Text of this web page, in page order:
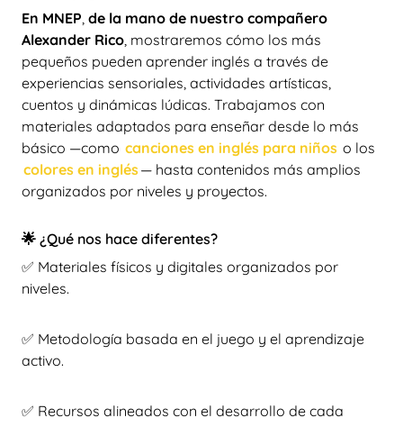
En MNEP de la mano de nuestro compañero
Alexander Rico , mostraremos cómo los más
pequeños pueden aprender inglés a través de
experiencias sensoriales, actividades artísticas,
cuentos y dinámicas lúdicas. Trabajamos con
materiales adaptados para enseñar desde lo más
básico —como canciones en inglés para niños o los
colores en inglés— hasta contenidos más amplios
organizados por niveles y proyectos.
🌟 ¿Qué nos hace diferentes?
✅ Materiales físicos y digitales organizados por
niveles.
✅ Metodología basada en el juego y el aprendizaje
activo.
✅ Recursos alineados con el desarrollo de cada